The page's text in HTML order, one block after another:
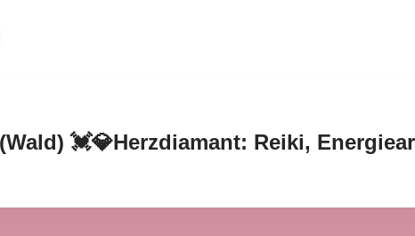
💓️💎Herzdiamant: Reiki,